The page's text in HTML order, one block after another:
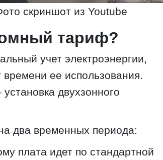
скриншот из Youtube
тариф?
учет электроэнергии,
времени ее использования.
двухзонного
два временных периода:
плата идет по стандартной